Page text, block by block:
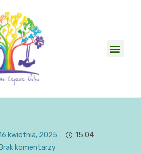
kwietnia, 2025
15:04
Brak komentarzy